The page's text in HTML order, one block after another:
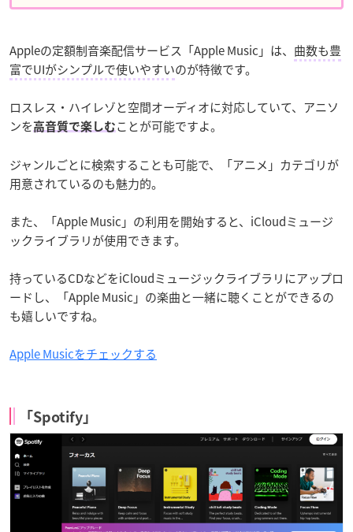
Appleの定額制音楽配信サービス「Apple Music」は、 曲数も豊
富でUIがシンプルで使いやすいのが特徴です。
ロスレス・ハイレゾと空間オーディオに対応していて、アニソ
ンを 高音質で楽しむ ことが可能ですよ。
ジャンルごとに検索することも可能で、「アニメ」カテゴリが
用意されているのも魅力的。
また、「Apple Music」の利用を開始すると、iCloudミュージ
ックライブラリが使用できます。
持っているCDなどをiCloudミュージックライブラリにアップロ
ードし、「Apple Music」の楽曲と一緒に聴くことができるの
も嬉しいですね。
Apple Musicをチェックする
「Spotify」